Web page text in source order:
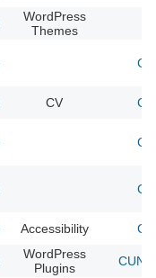
WordPress
Themes
CV
Accessibility
WordPress
Plugins